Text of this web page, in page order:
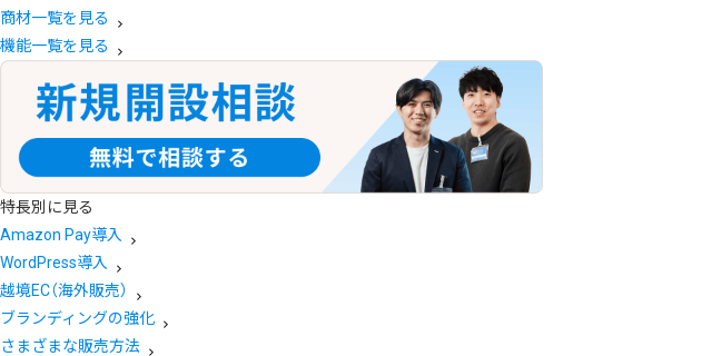
商材一覧を見る
機能一覧を見る
特長別に見る
Amazon Pay導入
WordPress導入
越境EC（海外販売）
ブランディングの強化
さまざまな販売方法